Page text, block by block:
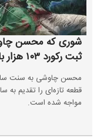
شوری که محسن
ثبت رکورد ۱۰۳ هزار بازدید در ۵ روز
محسن چاوشی به سنت
قطعه تازه‌ای را تقدیم
مواجه شده است.